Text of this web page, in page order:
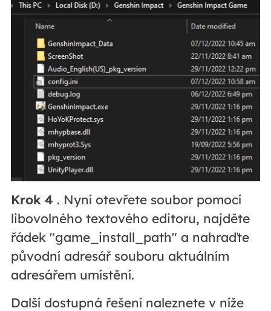
Krok 4 . Nyní otevřete soubor pomocí
libovolného textového editoru, najděte
řádek "game_install_path" a nahraďte
původní adresář souboru aktuálním
adresářem umístění.
Další dostupná řešení naleznete v níže